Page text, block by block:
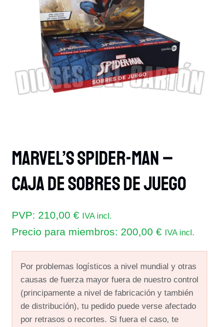
Marvel’s Spider-Man –
Caja De Sobres De Juego
PVP: 210,00 € IVA incl.
Precio para miembros: 200,00 € IVA incl.
Por problemas logísticos a nivel mundial y otras
causas de fuerza mayor fuera de nuestro control
(principamente a nivel de fabricación y también
de distribución), tu pedido puede verse afectado
por retrasos o recortes. Si fuera el caso, te